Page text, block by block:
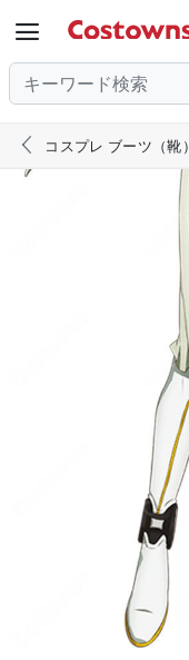

 コスプレ ブーツ（靴）